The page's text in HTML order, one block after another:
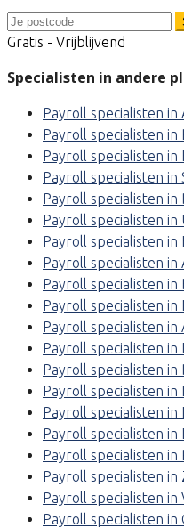
Gratis - Vrijblijvend
Specialisten in andere
Payroll specialisten in
Payroll specialisten in
Payroll specialisten in
Payroll specialisten in
Payroll specialisten in
Payroll specialisten in
Payroll specialisten
Payroll specialisten in
Payroll specialisten
Payroll specialisten in
Payroll specialisten in
Payroll specialisten in
Payroll specialisten in
Payroll specialisten in
Payroll specialisten in
Payroll specialisten in
Payroll specialisten in
Payroll specialisten in
Payroll specialisten in
Payroll specialisten